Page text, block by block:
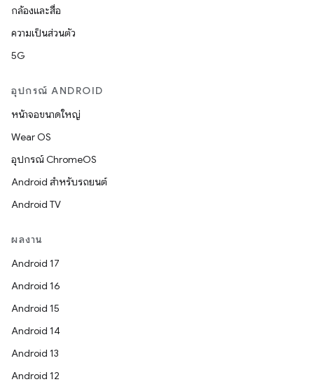
กล้องและสื่อ
ความเป็นส่วนตัว
5G
อุปกรณ์ ANDROID
หน้าจอขนาดใหญ่
Wear OS
อุปกรณ์ ChromeOS
Android สำหรับรถยนต์
Android TV
ผลงาน
Android 17
Android 16
Android 15
Android 14
Android 13
Android 12